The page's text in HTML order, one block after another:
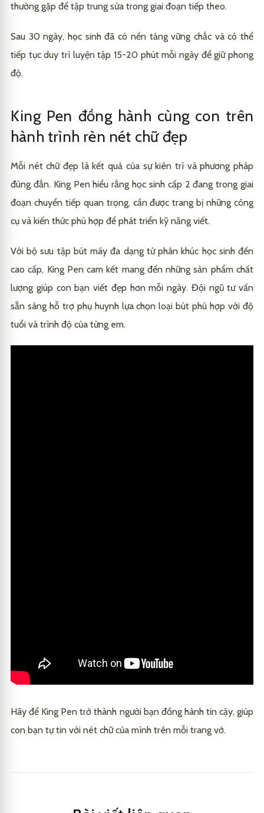
thường gặp để tập trung sửa trong giai đoạn tiếp theo.
Sau 30 ngày, học sinh đã có nền tảng vững chắc và có thể
tiếp tục duy trì luyện tập 15-20 phút mỗi ngày để giữ phong
độ.
King Pen đồng hành cùng con trên
hành trình rèn nét chữ đẹp
Mỗi nét chữ đẹp là kết quả của sự kiên trì và phương pháp
đúng đắn. King Pen hiểu rằng học sinh cấp 2 đang trong giai
đoạn chuyển tiếp quan trọng, cần được trang bị những công
cụ và kiến thức phù hợp để phát triển kỹ năng viết.
Với bộ sưu tập bút máy đa dạng từ phân khúc học sinh đến
cao cấp, King Pen cam kết mang đến những sản phẩm chất
lượng giúp con bạn viết đẹp hơn mỗi ngày. Đội ngũ tư vấn
sẵn sàng hỗ trợ phụ huynh lựa chọn loại bút phù hợp với độ
tuổi và trình độ của từng em.
Hãy để King Pen trở thành người bạn đồng hành tin cậy, giúp
con bạn tự tin với nét chữ của mình trên mỗi trang vở.